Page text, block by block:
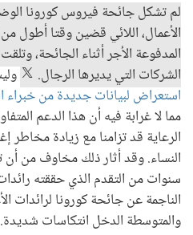
لم تشكل جائحة فيروس كورونا
الأعمال، اللائي قضين وقتا أطول
المدفوعة الأجر أثناء الجائحة،
الشركات التي يديرها الرجال.
استعراض لبيانات جديدة من خبراء
مما لا غرابة فيه أن هذا الدعم
الرعاية قد تزامنا مع زيادة مخاطر
النساء. وقد أثار ذلك مخاوف من
سنوات من التقدم الذي حققته
الناجمة عن جائحة كورونا لرائدات
والمتوسطة الدخل انتكاسات شديدة.